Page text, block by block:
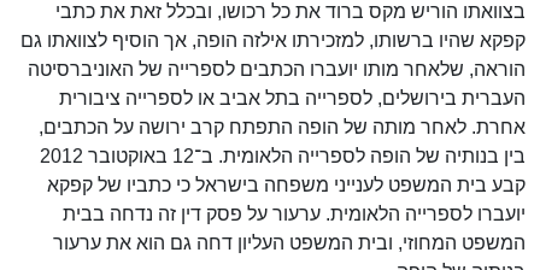
בצוואתו הוריש מקס ברוד את כל רכושו, ובכלל זאת את כתבי
קפקא שהיו ברשותו, למזכירתו אילזה הופה, אך הוסיף לצוואתו גם
הוראה, שלאחר מותו יועברו הכתבים לספרייה של האוניברסיטה
העברית בירושלים, לספרייה בתל אביב או לספרייה ציבורית
אחרת. לאחר מותה של הופה התפתח קרב ירושה על הכתבים,
בין בנותיה של הופה לספרייה הלאומית. ב־12 באוקטובר 2012
קבע בית המשפט לענייני משפחה בישראל כי כתביו של קפקא
יועברו לספרייה הלאומית. ערעור על פסק דין זה נדחה בבית
המשפט המחוזי, ובית המשפט העליון דחה גם הוא את ערעור